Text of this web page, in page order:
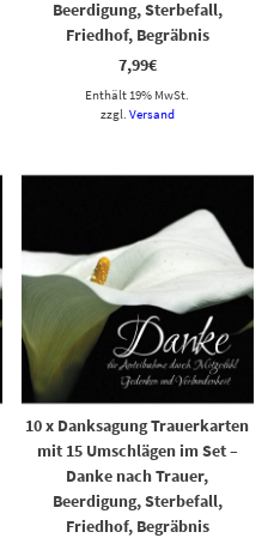
Beerdigung, Sterbefall,
Friedhof, Begräbnis
7,99€
Enthält 19% MwSt.
zzgl. Versand
10 x Danksagung Trauerkarten
mit 15 Umschlägen im Set –
Danke nach Trauer,
Beerdigung, Sterbefall,
Friedhof, Begräbnis